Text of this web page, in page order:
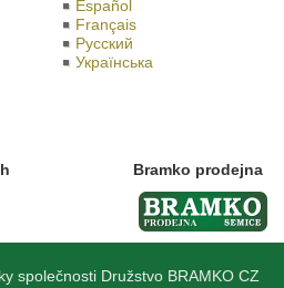
Español
Français
Русский
Українська
Bramko prodejna
společnosti Družstvo BRAMKO CZ